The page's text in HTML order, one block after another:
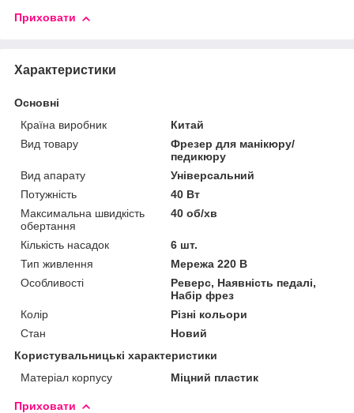
Приховати
Характеристики
Основні
Країна виробник
Китай
Вид товару
Фрезер для манікюру/
педикюру
Вид апарату
Універсальний
Потужність
40 Вт
Максимальна швидкість
обертання
40 об/хв
Кількість насадок
6 шт.
Тип живлення
Мережа 220 В
Особливості
Реверс, Наявність педалі,
Набір фрез
Колір
Різні кольори
Стан
Новий
Користувальницькі характеристики
Матеріал корпусу
Міцний пластик
Приховати